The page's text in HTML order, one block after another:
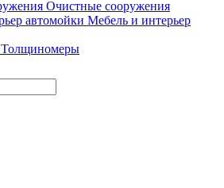
Очистные сооружения
Мебель и интерьер
Толщиномеры